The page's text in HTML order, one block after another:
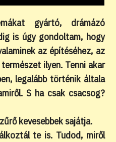
gyártó, drámázó
is úgy gondoltam, hogy
az építéséhez, az
ilyen. Tenni akar
legalább történik általa
S ha csak csacsog?
kevesebbek sajátja.
te is. Tudod, miről